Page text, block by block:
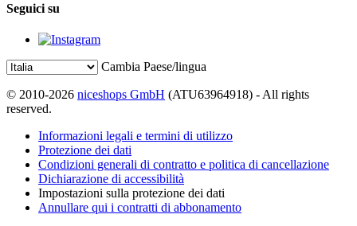
Seguici su
Cambia Paese/lingua
© 2010-2026 niceshops GmbH (ATU63964918) - All rights
reserved.
Informazioni legali e termini di utilizzo
Protezione dei dati
Condizioni generali di contratto e politica di cancellazione
Dichiarazione di accessibilità
Impostazioni sulla protezione dei dati
Annullare qui i contratti di abbonamento